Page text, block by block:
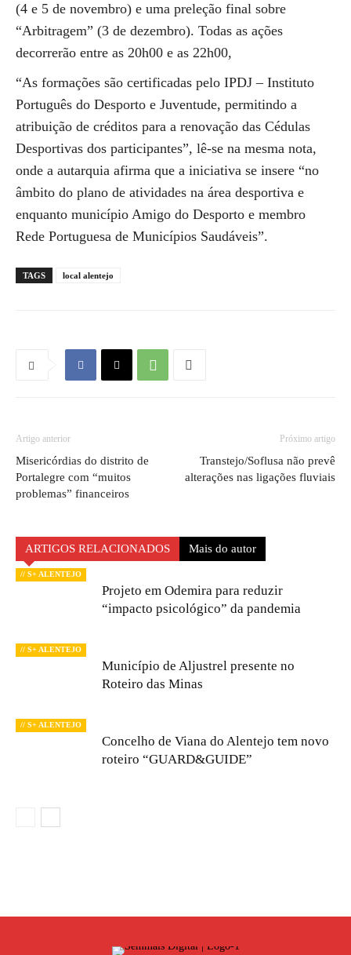
(4 e 5 de novembro) e uma preleção final sobre
“Arbitragem” (3 de dezembro). Todas as ações
decorrerão entre as 20h00 e as 22h00,
“As formações são certificadas pelo IPDJ – Instituto
Português do Desporto e Juventude, permitindo a
atribuição de créditos para a renovação das Cédulas
Desportivas dos participantes”, lê-se na mesma nota,
onde a autarquia afirma que a iniciativa se insere “no
âmbito do plano de atividades na área desportiva e
enquanto município Amigo do Desporto e membro
Rede Portuguesa de Municípios Saudáveis”.
TAGS local alentejo
Artigo anterior
Misericórdias do distrito de
Portalegre com “muitos
problemas” financeiros
Próximo artigo
Transtejo/Soflusa não prevê
alterações nas ligações fluviais
ARTIGOS RELACIONADOS Mais do autor
// S+ ALENTEJO
Projeto em Odemira para reduzir
“impacto psicológico” da pandemia
// S+ ALENTEJO
Município de Aljustrel presente no
Roteiro das Minas
// S+ ALENTEJO
Concelho de Viana do Alentejo tem novo
roteiro “GUARD&GUIDE”